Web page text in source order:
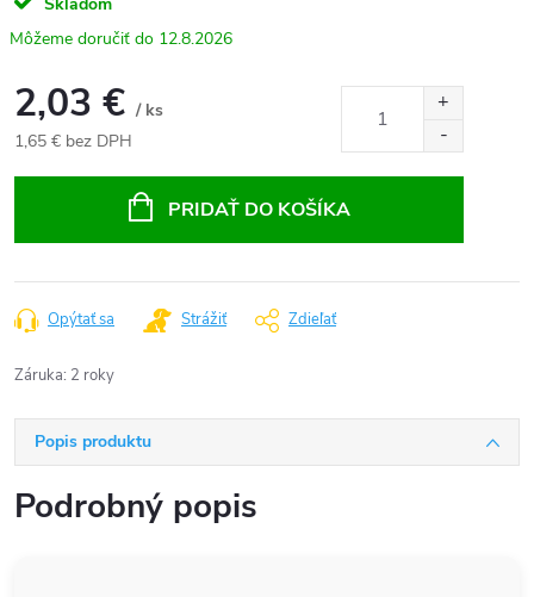
12.8.2026
2,03 € / ks
1,65 € bez DPH
PRIDAŤ DO KOŠÍKA
Opýtať sa Strážiť Zdieľať
Záruka: 2 roky
Popis produktu
Podrobný popis